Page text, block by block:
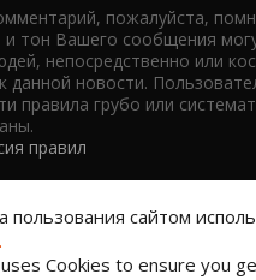
пожалуйста,
тон Вашего сообщения
непосредственно или
данной новости.
правила грубо или
правил
пользования сайтом
Cookies to ensure you